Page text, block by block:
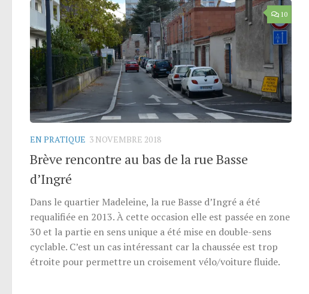
10
EN PRATIQUE 3 NOVEMBRE 2018
Brève rencontre au bas de la rue Basse
d’Ingré
Dans le quartier Madeleine, la rue Basse d’Ingré a été
requalifiée en 2013. À cette occasion elle est passée en zone
30 et la partie en sens unique a été mise en double-sens
cyclable. C’est un cas intéressant car la chaussée est trop
étroite pour permettre un croisement vélo/voiture fluide.